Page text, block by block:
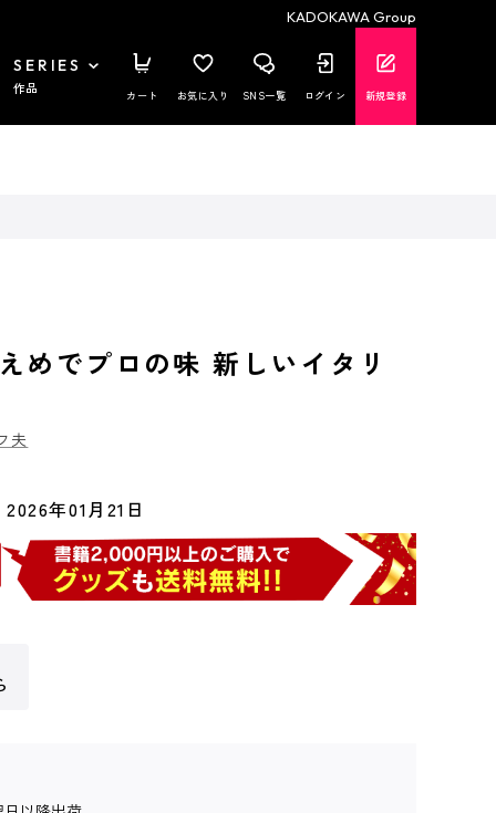
KADOKAWA Group
SERIES
作品 カート お気に入り SNS一覧 ログイン 新規登録
めでプロの味 新しいイタリ
夫
2026年01月21日